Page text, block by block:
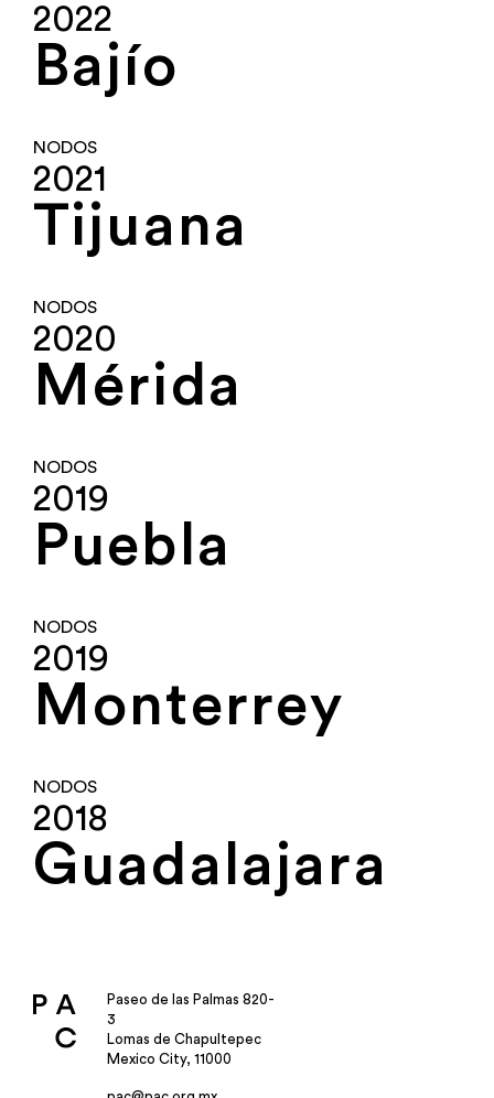
2022
Bajío
NODOS
2021
Tijuana
NODOS
2020
Mérida
NODOS
2019
Puebla
NODOS
2019
Monterrey
NODOS
2018
Guadalajara
Paseo de las Palmas 820-
3
Lomas de Chapultepec
Mexico City, 11000